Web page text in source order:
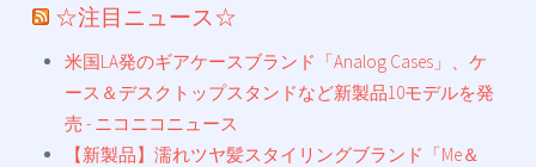
☆注目ニュース☆
米国LA発のギアケースブランド「Analog Cases」、ケ
ース＆デスクトップスタンドなど新製品10モデルを発
売 - ニコニコニュース
【新製品】濡れツヤ髪スタイリングブランド「Me＆